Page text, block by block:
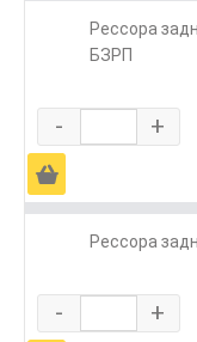
Рессора
БЗРП
- +
Ä
Рессора
- +